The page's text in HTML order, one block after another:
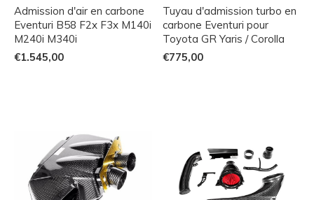
Admission d'air en carbone
Eventuri B58 F2x F3x M140i
M240i M340i
€1.545,00
Tuyau d'admission turbo en
carbone Eventuri pour
Toyota GR Yaris / Corolla
€775,00